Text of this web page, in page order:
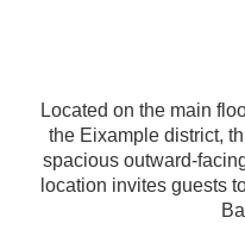
Located on the main
the Eixample district,
spacious outward-
location invites guests